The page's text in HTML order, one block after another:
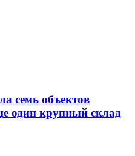
семь объектов
один крупный склад